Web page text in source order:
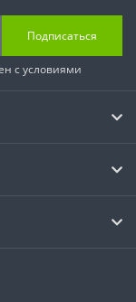
Подписаться
с условиями